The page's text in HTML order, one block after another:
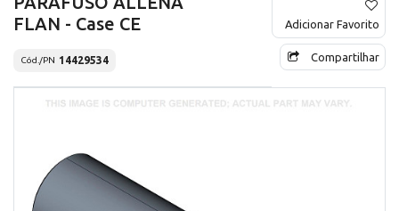
FLAN - Case CE
Cód./PN 14429534
Adicionar Favorito
Compartilhar